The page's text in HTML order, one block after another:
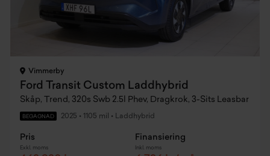
Vimmerby
Ford Transit Custom Laddhybrid
Skåp, Trend, 320s Swb 2.5l Phev, Dragkrok, 3-Sits Leasbar
BEGAGNAD 2025 • 1105 mil • Laddhybrid
Pris
Exkl. moms
Finansiering
Inkl. moms